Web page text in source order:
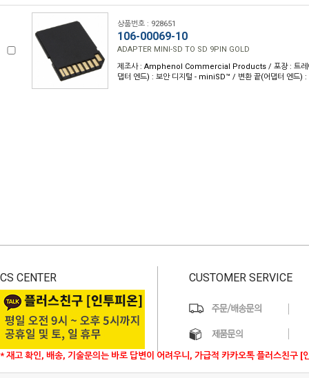
상품번호 : 928651
106-00069-10
ADAPTER MINI-SD TO SD 9PIN GOLD
제조사 : Amphenol Commercial Products / 포장 : 트레
댑터 엔드) : 보안 디지털 - miniSD™ / 변환 끝(어댑터 엔드) :
CS CENTER
* 재고 확인, 배송, 기술문의는 바로 답변이 어려우니, 가급적 카카오톡 플러스친구 [
CUSTOMER SERVICE